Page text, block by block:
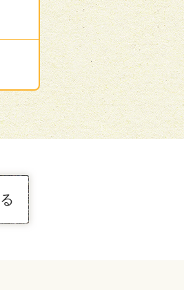
秋刀魚とねぎの黒ご
き
31〜50分 主
Next